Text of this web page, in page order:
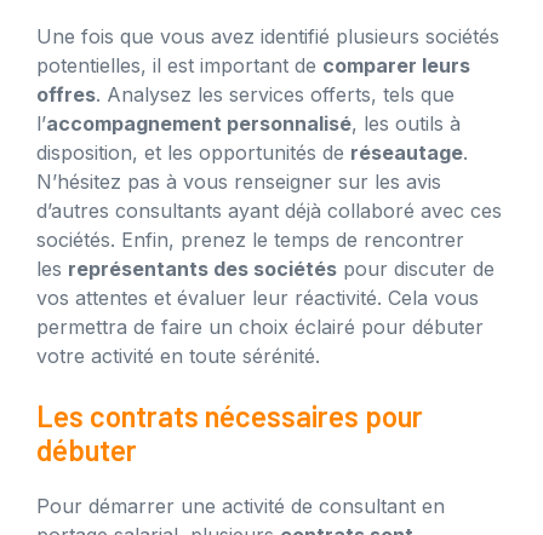
Une fois que vous avez identifié plusieurs sociétés
potentielles, il est important de comparer leurs
offres. Analysez les services offerts, tels que
l’accompagnement personnalisé, les outils à
disposition, et les opportunités de réseautage.
N’hésitez pas à vous renseigner sur les avis
d’autres consultants ayant déjà collaboré avec ces
sociétés. Enfin, prenez le temps de rencontrer
les représentants des sociétés pour discuter de
vos attentes et évaluer leur réactivité. Cela vous
permettra de faire un choix éclairé pour débuter
votre activité en toute sérénité.
Les contrats nécessaires pour
débuter
Pour démarrer une activité de consultant en